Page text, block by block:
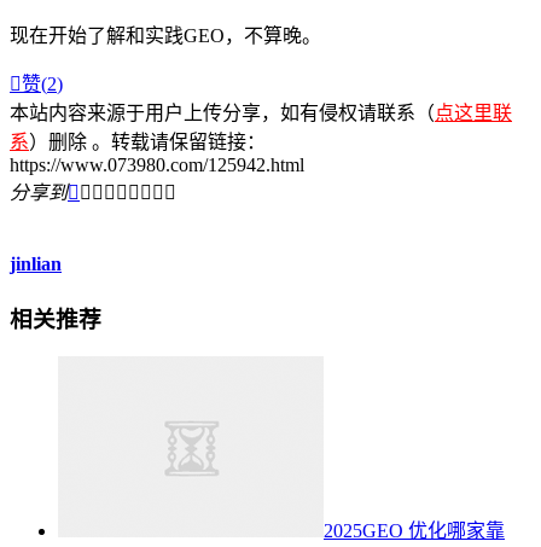
现在开始了解和实践GEO，不算晚。
赞(2)
本站内容来源于用户上传分享，如有侵权请联系（点这里联
系）删除 。转载请保留链接：
https://www.073980.com/125942.html
分享到        
jinlian
相关推荐
2025GEO 优化哪家靠